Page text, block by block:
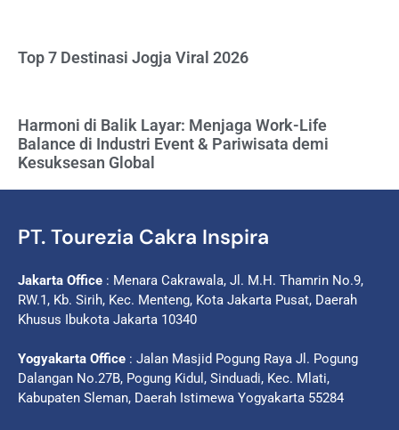
Top 7 Destinasi Jogja Viral 2026
Harmoni di Balik Layar: Menjaga Work-Life
Balance di Industri Event & Pariwisata demi
Kesuksesan Global
PT. Tourezia Cakra Inspira
Jakarta Office : Menara Cakrawala, Jl. M.H. Thamrin No.9,
RW.1, Kb. Sirih, Kec. Menteng, Kota Jakarta Pusat, Daerah
Khusus Ibukota Jakarta 10340
Yogyakarta Office : Jalan Masjid Pogung Raya Jl. Pogung
Dalangan No.27B, Pogung Kidul, Sinduadi, Kec. Mlati,
Kabupaten Sleman, Daerah Istimewa Yogyakarta 55284